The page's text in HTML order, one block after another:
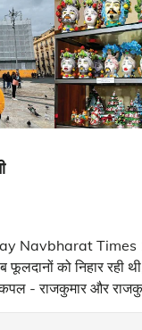
Navbharat
- राजकुमार और
ये थी कि मैं